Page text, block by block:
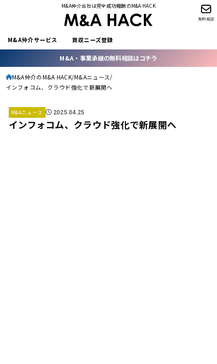
M&A仲介会社は完全成功報酬のM&A HACK
M&A仲介サービス 買収ニーズ登録
無料相談
M&A・事業承継の無料相談はコチラ
M&A仲介のM&A HACK M&Aニュース
インフォコム、クラウド強化で新展開へ
M&Aニュース 2025.04.25
インフォコム、クラウド強化で新展開へ